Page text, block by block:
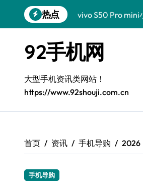
到
热点
vivo S50 Pro mini
数码潮人揭秘！三
S25 Ultra颜值炸
S24+震撼登场，
S26+颜值暴击！
三星S26上头！个
92手机网
大型手机资讯类网站！
https://www.92shouji.com.cn
首页 资讯 手机导购 2026
手机导购